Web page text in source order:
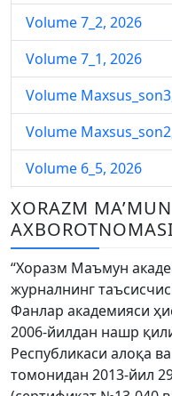
Volume 7_2, 2026
Volume 7_1, 2026
Volume
Volume
Volume 6_5, 2026
Volume 6_4, 2026
Volume 6_3, 2026
Volume 6_2, 2026
Volume 6_1, 2026
Volume
Volume 3_2, 2020
XORAZM
AXBOROTNOMASI
“Хоразм Маъмун
журналнинг
Фанлар академияси
2006-йилдан нашр
Республикаси алоқа
томонидан 2013-йил